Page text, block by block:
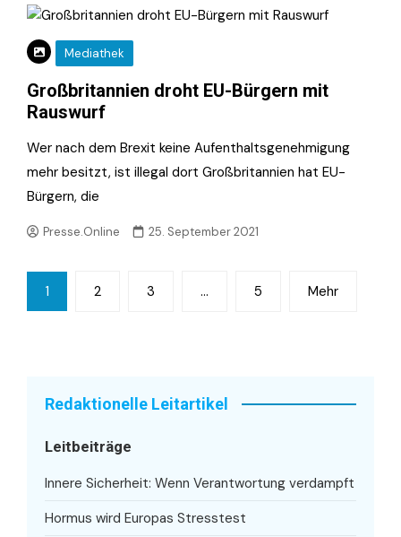
Mediathek
Großbritannien droht EU-Bürgern mit
Rauswurf
Wer nach dem Brexit keine Aufenthaltsgenehmigung
mehr besitzt, ist illegal dort Großbritannien hat EU-
Bürgern, die
Presse.Online 25. September 2021
Seitennummerierung
der
1 2 3 … 5 Mehr
Redaktionelle Leitartikel
Leitbeiträge
Innere Sicherheit: Wenn Verantwortung verdampft
Hormus wird Europas Stresstest